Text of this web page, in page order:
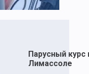
Парусный курс
Лимассоле